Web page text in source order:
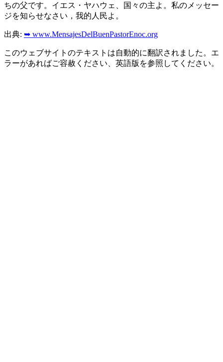
ちの父です。イエス・ヤハウェ、国々の主よ。私のメッセー
ジを知らせなさい，我的人民よ。
出典: ➥ www.MensajesDelBuenPastorEnoc.org
このウェブサイトのテキストは自動的に翻訳されました。エ
ラーがあればご容赦ください、英語版を参照してください。